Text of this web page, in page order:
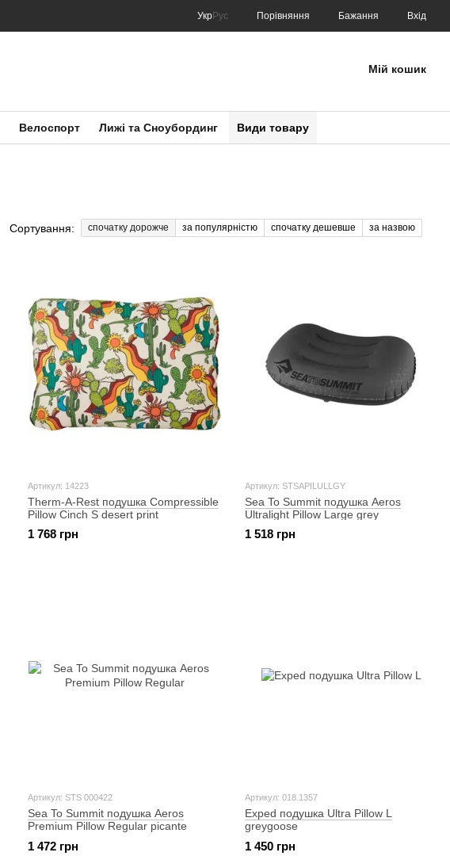
УкрРус Порівняння Бажання Вхід
Мій кошик
Велоспорт Лижі та Сноубординг Види товару
Сортування: спочатку дорожче за популярністю спочатку дешевше за назвою
Артикул: 14223
Therm-A-Rest подушка Compressible
Pillow Cinch S desert print
1 768 грн
Артикул: STSAPILULLGY
Sea To Summit подушка Aeros
Ultralight Pillow Large grey
1 518 грн
Артикул: STS 000422
Sea To Summit подушка Aeros
Premium Pillow Regular picante
1 472 грн
Артикул: 018.1357
Exped подушка Ultra Pillow L
greygoose
1 450 грн